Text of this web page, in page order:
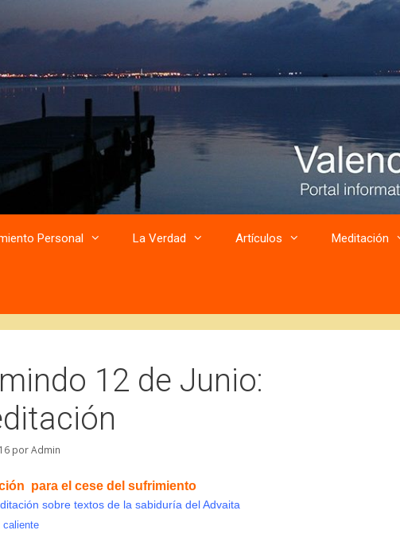
Personal La Verdad Artículos Meditación
12 de Junio:
porAdmin
para el cese del sufrimiento
sobre textos de la sabiduría del Advaita
caliente